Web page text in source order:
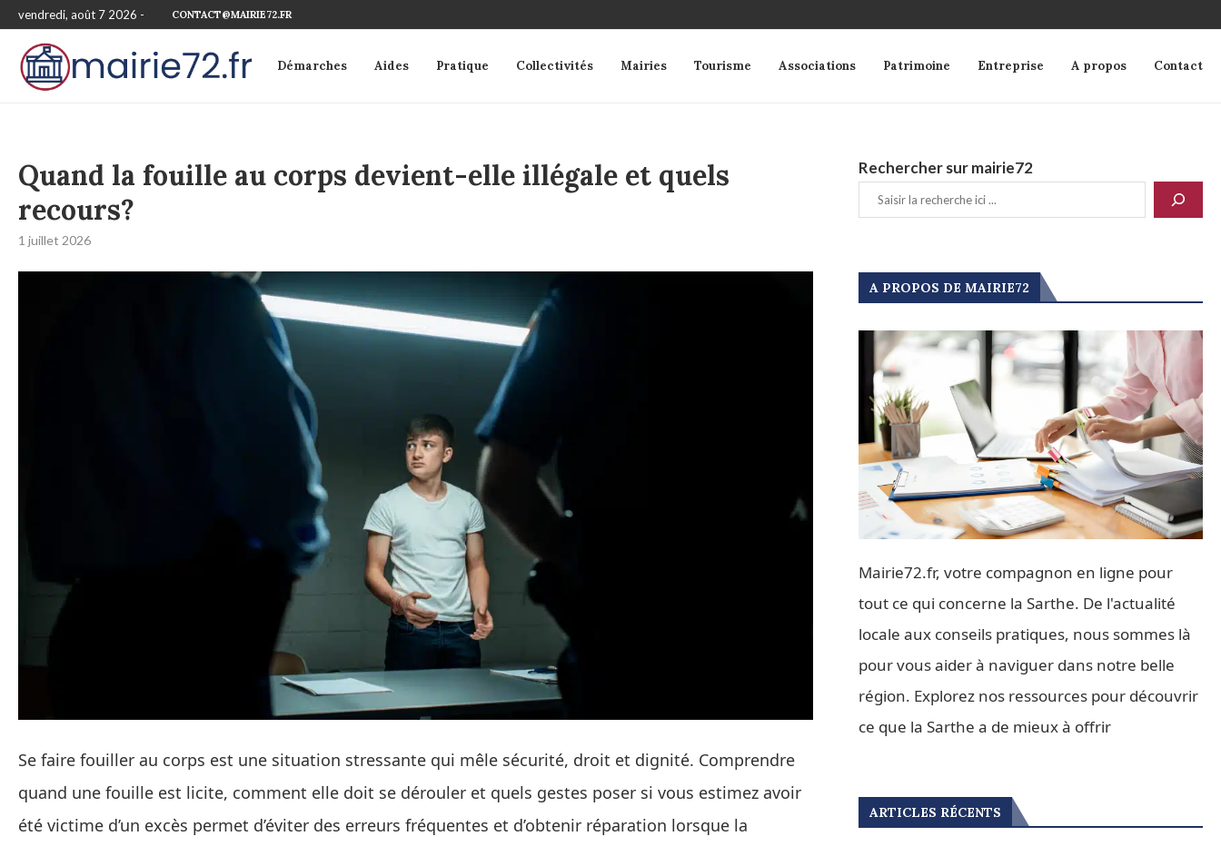
vendredi, août 7 2026 - CONTACT@MAIRIE72.FR
Démarches Aides Pratique Collectivités Mairies Tourisme Associations Patrimoine Entreprise A propos Contact
Quand la fouille au corps devient-elle illégale et quels
recours?
1 juillet 2026
Se faire fouiller au corps est une situation stressante qui mêle sécurité, droit et dignité. Comprendre
quand une fouille est licite, comment elle doit se dérouler et quels gestes poser si vous estimez avoir
été victime d’un excès permet d’éviter des erreurs fréquentes et d’obtenir réparation lorsque la
Rechercher sur mairie72
A PROPOS DE MAIRIE72
Mairie72.fr, votre compagnon en ligne pour
tout ce qui concerne la Sarthe. De l'actualité
locale aux conseils pratiques, nous sommes là
pour vous aider à naviguer dans notre belle
région. Explorez nos ressources pour découvrir
ce que la Sarthe a de mieux à offrir
ARTICLES RÉCENTS